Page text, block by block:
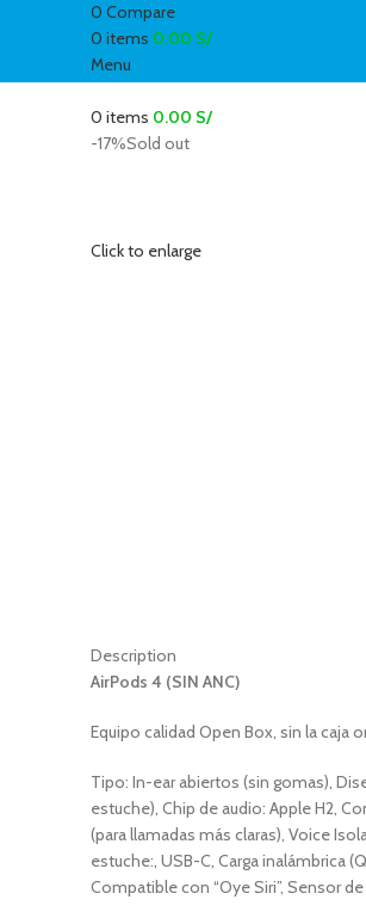
0 Compare
0 items 0.00 S/
Menu
0 items 0.00 S/
-17%Sold out
Click to enlarge
Description
AirPods 4 (SIN ANC)
Equipo calidad Open Box, sin la caja
Tipo: In-ear abiertos (sin gomas),
estuche), Chip de audio: Apple H2,
(para llamadas más claras), Voice
estuche:, USB-C, Carga inalámbrica
Compatible con “Oye Siri”, Sensor